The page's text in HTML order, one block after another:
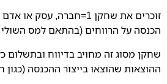
זוכרים את שחקן
הכנסה על הרווחים (בהתאם למס
שחקן מסוג זה מחויב בדיווח
ההוצאות שהוצאו בייצור ההכנסה